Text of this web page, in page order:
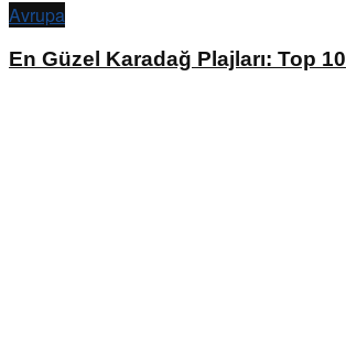
Avrupa
En Güzel Karadağ Plajları: Top 10